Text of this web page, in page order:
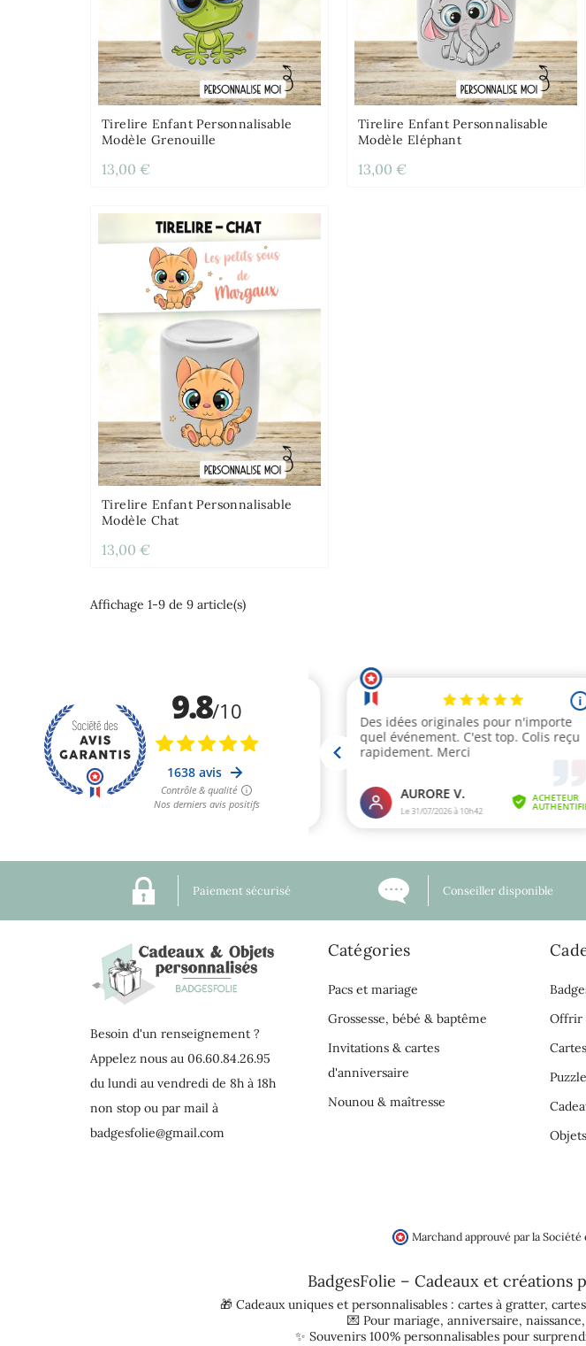
Tirelire Enfant Personnalisable
Modèle Grenouille
13,00 €
Tirelire Enfant Personnalisable
Modèle Eléphant
13,00 €
Tirelire Enfant Personnalisable
Modèle Chat
13,00 €
Affichage 1-9 de 9 article(s)
Paiement sécurisé Conseiller disponible
Besoin d'un renseignement ?
Appelez nous au 06.60.84.26.95
du lundi au vendredi de 8h à 18h
non stop ou par mail à
badgesfolie@gmail.com
Catégories
Pacs et mariage
Grossesse, bébé & baptême
Invitations & cartes
d'anniversaire
Nounou & maîtresse
Offrir
Marchand approuvé par la
BadgesFolie – Cadeaux et créations
🎁 Cadeaux uniques et personnalisables : cartes à gratter,
💌 Pour mariage, anniversaire, naissance,
✨ Souvenirs 100% personnalisables pour